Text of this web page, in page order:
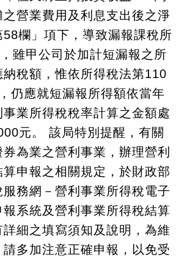
營業費用及利息支出後之淨
欄」項下，導致漏報課稅所
雖甲公司於加計短漏報之所
稅額，惟依所得稅法第110
仍應就短漏報所得額依當年
事業所得稅稅率計算之金額處
元。 該局特別提醒，有關
為業之營利事業，辦理營利
申報之相關規定，於財政部
服務網－營利事業所得稅電子
系統及營利事業所得稅結算
細之填寫須知及說明，為維
多加注意正確申報，以免受